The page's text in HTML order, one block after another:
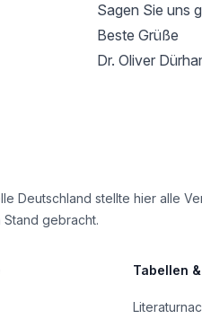
Sagen Sie uns
Beste Grüße
Dr. Oliver
Deutschland stellte hier alle
gebracht.
Tabellen